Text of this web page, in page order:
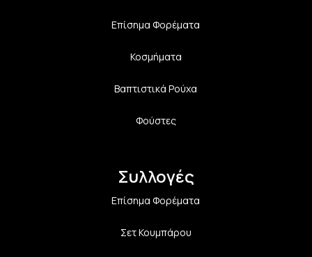
Επίσημα Φορέματα
Κοσμήματα
Βαπτιστικά Ρούχα
Φούστες
Συλλογές
Επίσημα Φορέματα
Σετ Κουμπάρου